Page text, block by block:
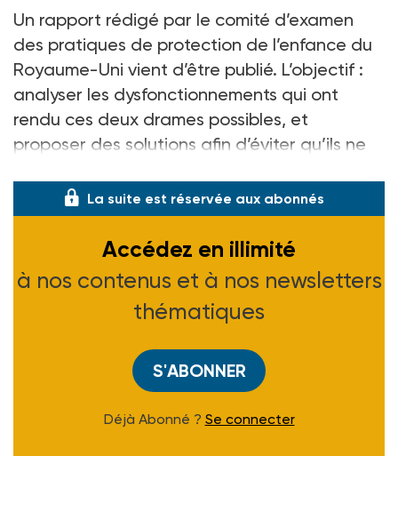
Un rapport rédigé par le comité d’examen
des pratiques de protection de l’enfance du
Royaume-Uni vient d’être publié. L’objectif :
analyser les dysfonctionnements qui ont
rendu ces deux drames possibles, et
proposer des solutions afin d’éviter qu’ils ne
La suite est réservée aux abonnés
Accédez en illimité
à nos contenus et à nos newsletters
thématiques
S'ABONNER
Déjà Abonné ? Se connecter